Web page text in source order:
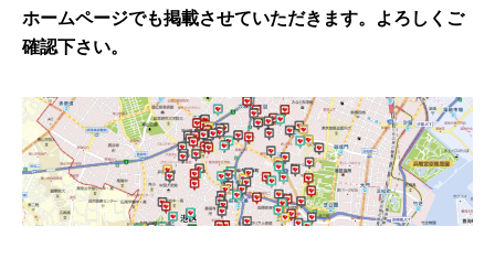
ホームページでも掲載させていただきます。よろしくご
確認下さい。